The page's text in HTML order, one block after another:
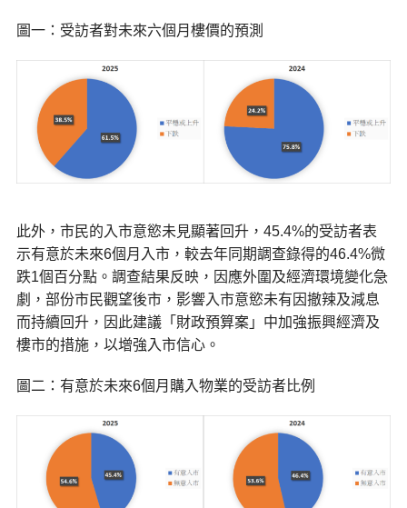
圖一：受訪者對未來六個月樓價的預測
此外，市民的入市意慾未見顯著回升，45.4%的受訪者表
示有意於未來6個月入市，較去年同期調查錄得的46.4%微
跌1個百分點。調查結果反映，因應外圍及經濟環境變化急
劇，部份市民觀望後市，影響入市意慾未有因撤辣及減息
而持續回升，因此建議「財政預算案」中加強振興經濟及
樓市的措施，以增強入市信心。
圖二：有意於未來6個月購入物業的受訪者比例